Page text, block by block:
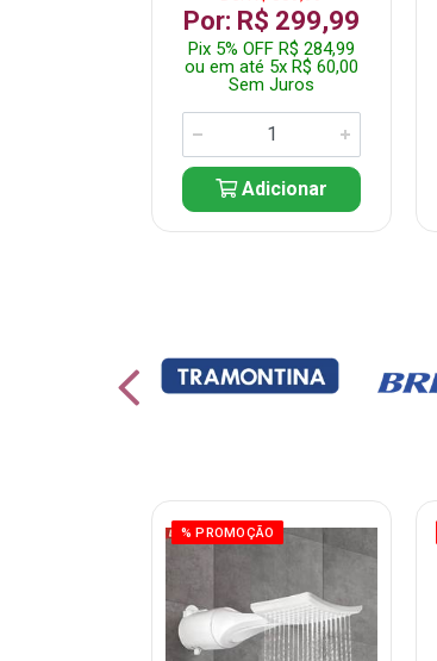
Por: R$ 299,99
Pix 5% OFF R$ 284,99
ou em até 5x R$ 60,00
Sem Juros
Adicionar
% PROMOÇÃO